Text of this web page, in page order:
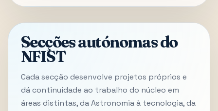
Secções autónomas do
NFIST
Cada secção desenvolve projetos próprios e
dá continuidade ao trabalho do núcleo em
áreas distintas, da Astronomia à tecnologia, da